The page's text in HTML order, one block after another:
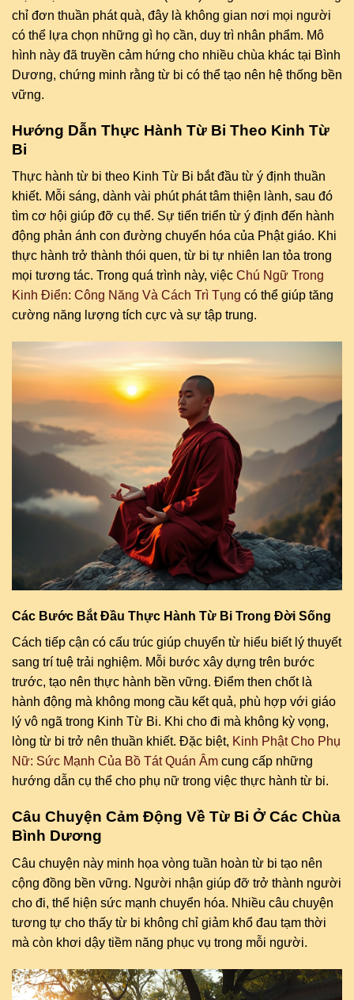
chỉ đơn thuần phát quà, đây là không gian nơi mọi người
có thể lựa chọn những gì họ cần, duy trì nhân phẩm. Mô
hình này đã truyền cảm hứng cho nhiều chùa khác tại Bình
Dương, chứng minh rằng từ bi có thể tạo nên hệ thống bền
vững.
Hướng Dẫn Thực Hành Từ Bi Theo Kinh Từ
Bi
Thực hành từ bi theo Kinh Từ Bi bắt đầu từ ý định thuần
khiết. Mỗi sáng, dành vài phút phát tâm thiện lành, sau đó
tìm cơ hội giúp đỡ cụ thể. Sự tiến triển từ ý định đến hành
động phản ánh con đường chuyển hóa của Phật giáo. Khi
thực hành trở thành thói quen, từ bi tự nhiên lan tỏa trong
mọi tương tác. Trong quá trình này, việc Chú Ngữ Trong
Kinh Điển: Công Năng Và Cách Trì Tụng có thể giúp tăng
cường năng lượng tích cực và sự tập trung.
Các Bước Bắt Đầu Thực Hành Từ Bi Trong Đời Sống
Cách tiếp cận có cấu trúc giúp chuyển từ hiểu biết lý thuyết
sang trí tuệ trải nghiệm. Mỗi bước xây dựng trên bước
trước, tạo nên thực hành bền vững. Điểm then chốt là
hành động mà không mong cầu kết quả, phù hợp với giáo
lý vô ngã trong Kinh Từ Bi. Khi cho đi mà không kỳ vọng,
lòng từ bi trở nên thuần khiết. Đặc biệt, Kinh Phật Cho Phụ
Nữ: Sức Mạnh Của Bồ Tát Quán Âm cung cấp những
hướng dẫn cụ thể cho phụ nữ trong việc thực hành từ bi.
Câu Chuyện Cảm Động Về Từ Bi Ở Các Chùa
Bình Dương
Câu chuyện này minh họa vòng tuần hoàn từ bi tạo nên
cộng đồng bền vững. Người nhận giúp đỡ trở thành người
cho đi, thể hiện sức mạnh chuyển hóa. Nhiều câu chuyện
tương tự cho thấy từ bi không chỉ giảm khổ đau tạm thời
mà còn khơi dậy tiềm năng phục vụ trong mỗi người.